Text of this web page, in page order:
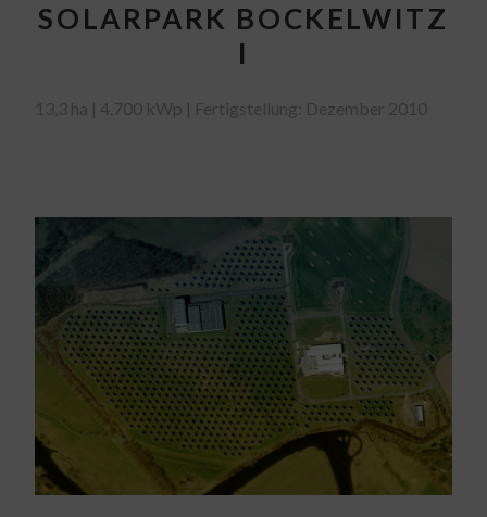
SOLARPARK BOCKELWITZ
I
13,3 ha | 4.700 kWp | Fertigstellung: Dezember 2010